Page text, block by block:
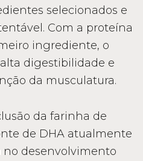
selecionados e
Com a proteína
ingrediente, o
digestibilidade e
da musculatura.
da farinha de
de DHA atualmente
no desenvolvimento